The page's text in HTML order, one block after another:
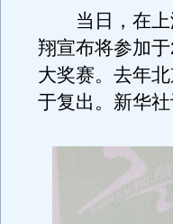
当日，在上
翔宣布将参加
大奖赛。去年
于复出。新华